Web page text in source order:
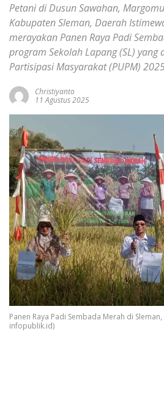
Petani di Dusun Sawahan,
Kabupaten Sleman, Daerah
merayakan Panen Raya Padi
program Sekolah Lapang (SL) yang
Partisipasi Masyarakat (PUPM)
Christiyanto
11 Agustus 2025
Panen Raya Padi Sembada Merah di
infopublik.id)